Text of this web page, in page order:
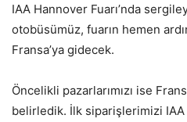
IAA Hannover Fuarı’nda
otobüsümüz, fuarın hemen
Fransa’ya gidecek.
Öncelikli pazarlarımızı ise
belirledik. İlk siparişlerimizi IAA